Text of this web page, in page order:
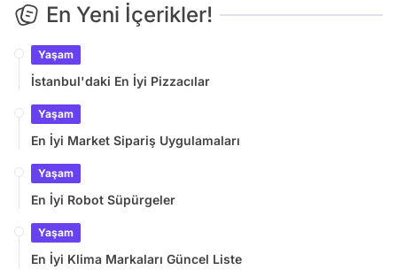
En Yeni İçerikler!
Yaşam
İstanbul'daki En İyi Pizzacılar
Yaşam
En İyi Market Sipariş Uygulamaları
Yaşam
En İyi Robot Süpürgeler
Yaşam
En İyi Klima Markaları Güncel Liste